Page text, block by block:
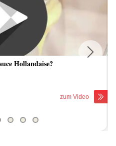
Hollandaise?
zum Video